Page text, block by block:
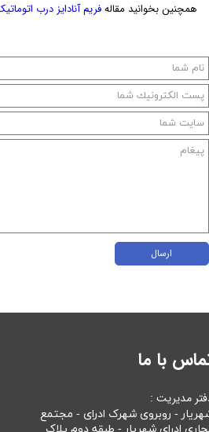
همچنین بخوانید مقالهفریم آنادایز درب
ارسال
با ما
مدیریت :
- روبروی شهرک ادرای - مجتمع